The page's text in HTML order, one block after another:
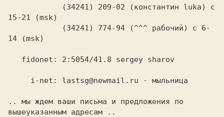
15-21 (msk)
14 (msk)
.. мы ждем ваши письма и предложения по
вышеуказанным адресам ..